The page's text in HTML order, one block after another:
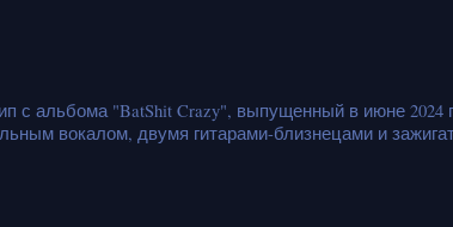
с альбома "BatShit Crazy", выпущенный в июне 2024
вокалом, двумя гитарами-близнецами и